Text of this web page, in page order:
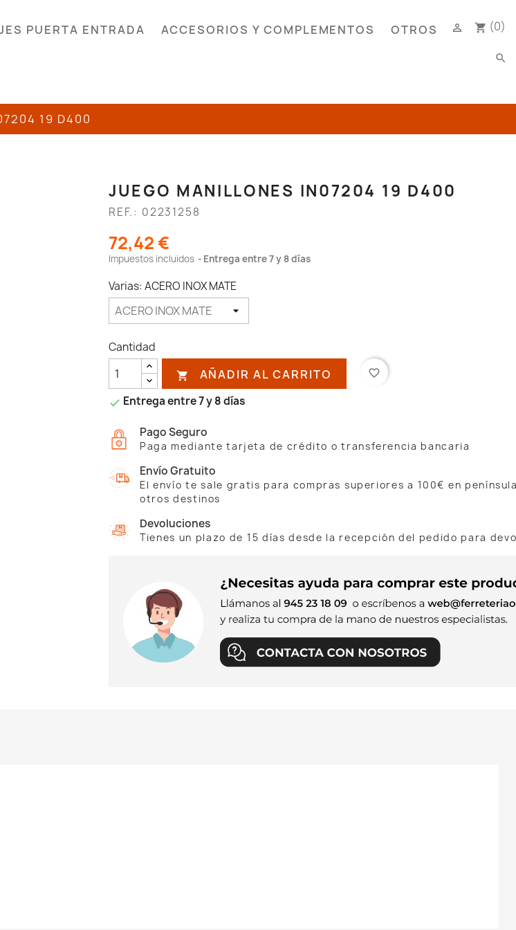
PUERTA ENTRADA ACCESORIOS Y COMPLEMENTOS OTROS shopping_cart (0)

search
19 D400
JUEGO MANILLONES IN07204 19 D400
REF.: 02231258
72,42 €
Impuestos incluidos Entrega entre 7 y 8 días
Varias: ACERO INOX MATE
Cantidad
 AÑADIR AL CARRITO favorite_border
 Entrega entre 7 y 8 días
Pago Seguro
Paga mediante tarjeta de crédito o transferencia bancaria
Envío Gratuito
El envío te sale gratis para compras superiores a 100€ en
otros destinos
Devoluciones
Tienes un plazo de 15 días desde la recepción del pedido para